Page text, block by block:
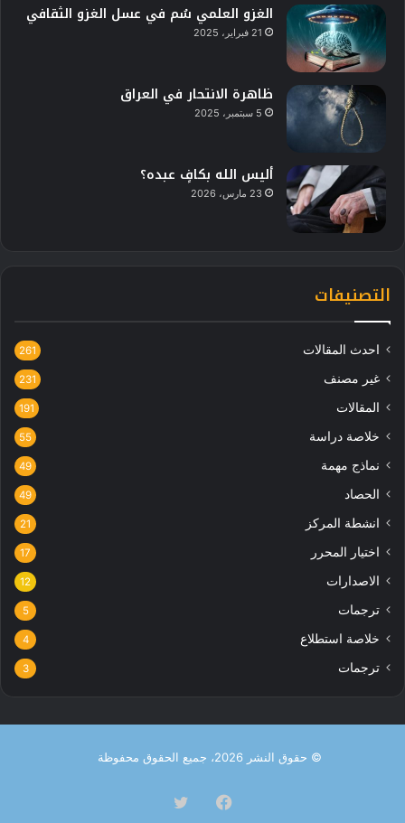
الغزو العلمي سُم في عسل الغزو الثقافي
21 فبراير، 2025
ظاهرة الانتحار في العراق
5 سبتمبر، 2025
أليس الله بكافٍ عبده؟
23 مارس، 2026
التصنيفات
احدث المقالات 261
غير مصنف 231
المقالات 191
خلاصة دراسة 55
نماذج مهمة 49
الحصاد 49
انشطة المركز 21
اختيار المحرر 17
الاصدارات 12
ترجمات 5
خلاصة استطلاع 4
ترجمات 3
© حقوق النشر 2026، جميع الحقوق محفوظة
فيسبوك